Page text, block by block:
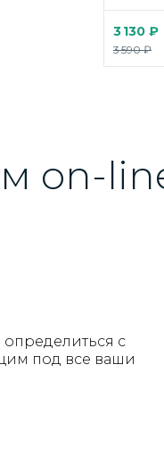
3 130 ₽
3 590 ₽
on-
с
под все ваши